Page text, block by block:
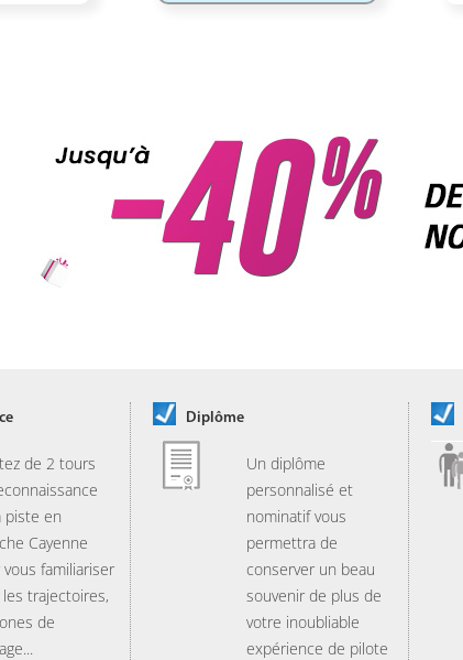
de 2 tours
piste en
Cayenne
vous familiariser
les trajectoires,
de
Diplôme
Un diplôme
personnalisé et
nominatif vous
permettra de
conserver un beau
souvenir de plus de
votre inoubliable
expérience de pilote